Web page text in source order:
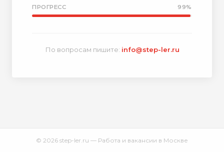
ПРОГРЕСС 99%
По вопросам пишите: info@step-ler.ru
© 2026 step-ler.ru — Работа и вакансии в Москве